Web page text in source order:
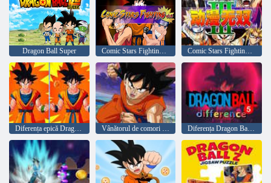
Dragon Ball Super Comic Stars Fighting 3. 6 Comic Stars Fighting 3. 2